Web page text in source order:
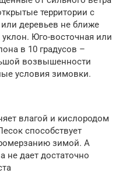
территории с
деревьев не ближе
Юго-восточная или
в 10 градусов –
возвышенности
условия зимовки.
влагой и кислородом
способствует
зимой. А
не дает достаточно